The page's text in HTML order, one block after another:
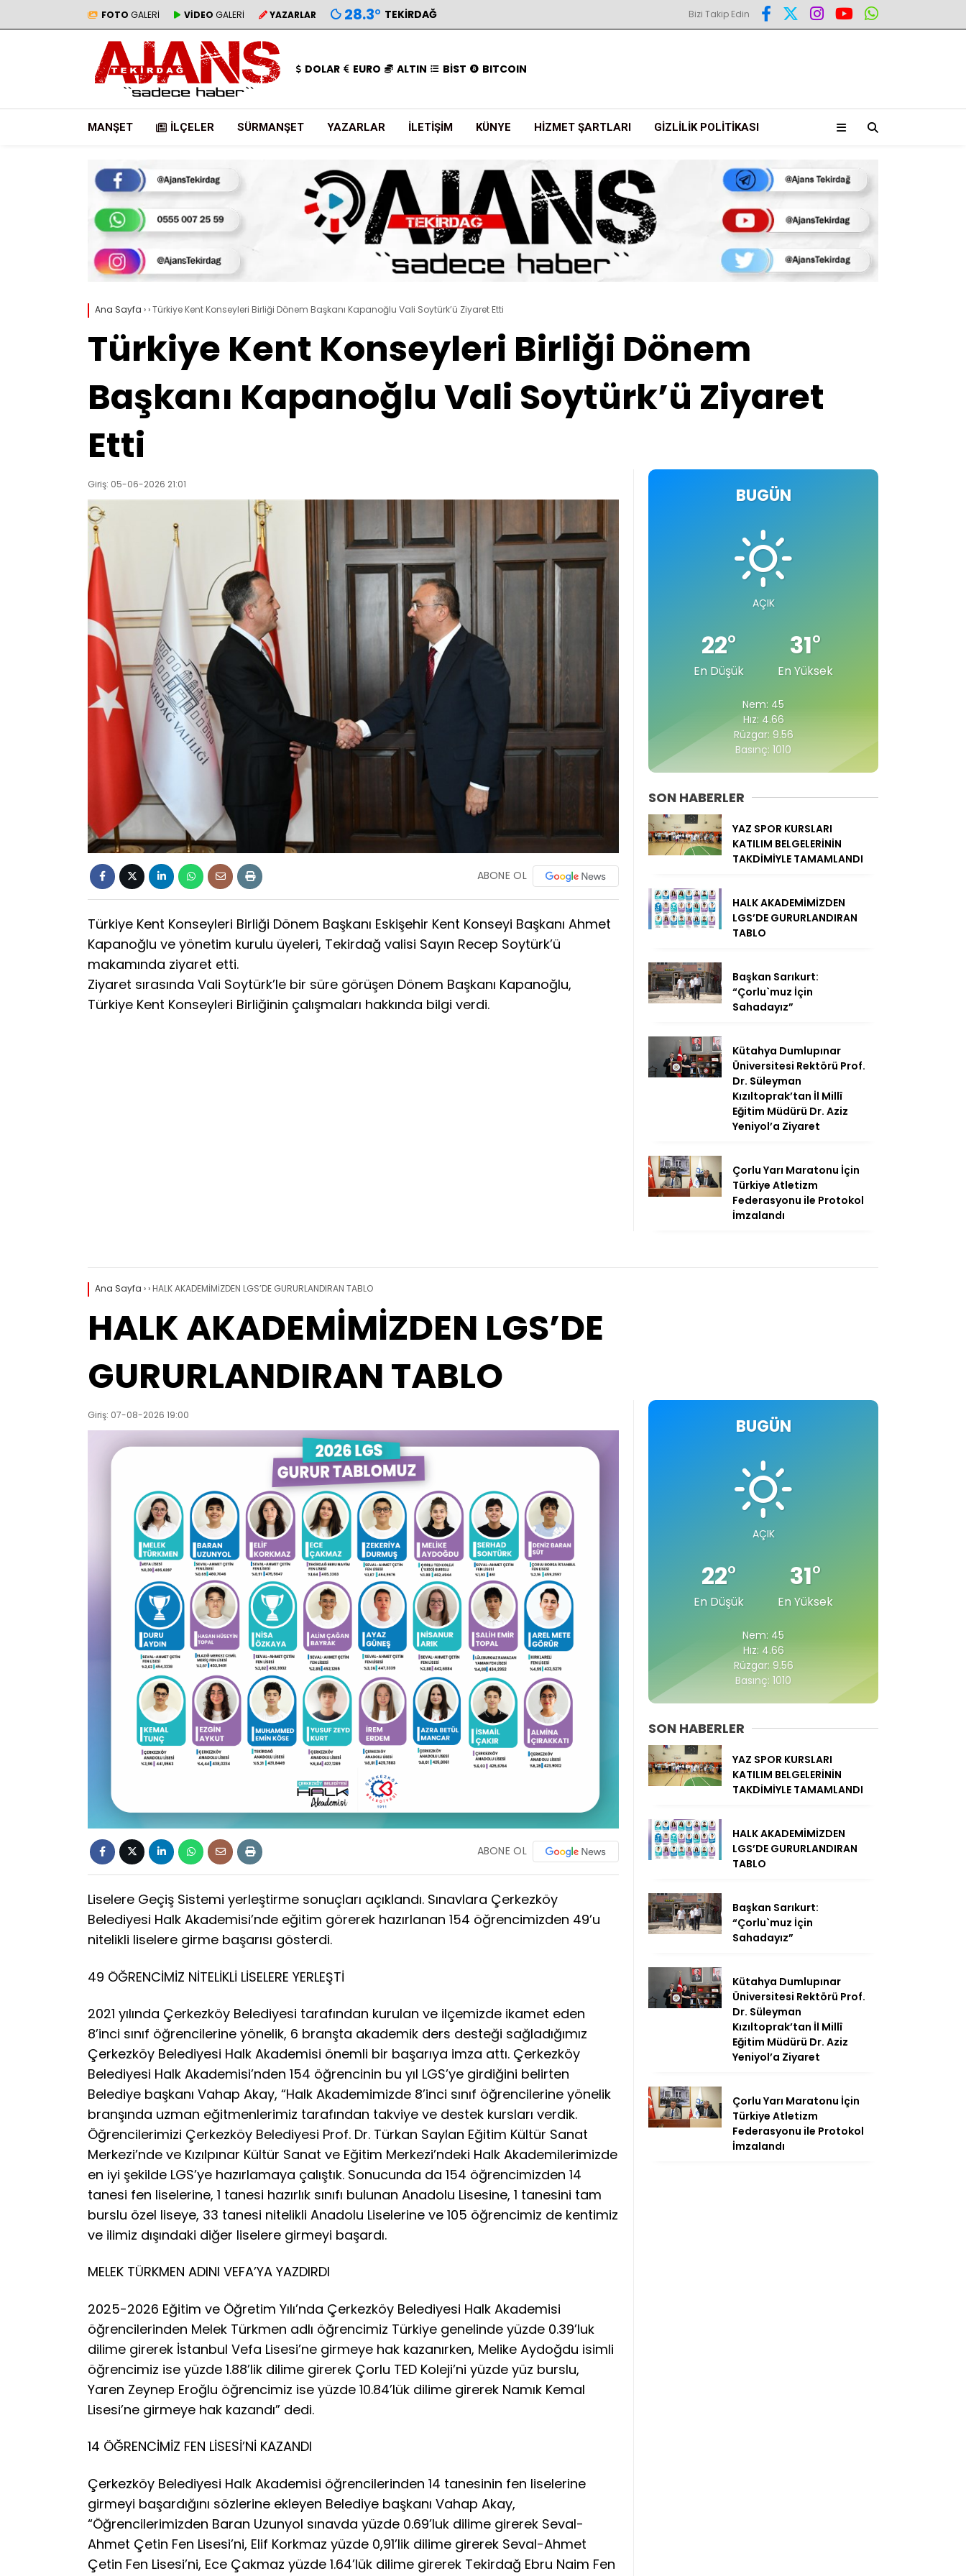
FOTO GALERİ VİDEO GALERİ YAZARLAR 28.3° TEKIRDAĞ Bizi Takip Edin
DOLAR EURO ALTIN BİST BITCOIN
MANŞET İLÇELER SÜRMANŞET YAZARLAR İLETIŞIM KÜNYE HIZMET ŞARTLARI GIZLILIK POLITIKASI
Ana Sayfa ››Türkiye Kent Konseyleri Birliği Dönem Başkanı Kapanoğlu Vali Soytürk’ü Ziyaret Etti
Türkiye Kent Konseyleri Birliği Dönem
Başkanı Kapanoğlu Vali Soytürk’ü Ziyaret
Etti
Giriş: 05-06-2026 21:01
ABONE OL
Türkiye Kent Konseyleri Birliği Dönem Başkanı Eskişehir Kent Konseyi Başkanı Ahmet
Kapanoğlu ve yönetim kurulu üyeleri, Tekirdağ valisi Sayın Recep Soytürk’ü
makamında ziyaret etti.
Ziyaret sırasında Vali Soytürk’le bir süre görüşen Dönem Başkanı Kapanoğlu,
Türkiye Kent Konseyleri Birliğinin çalışmaları hakkında bilgi verdi.
BUGÜN
AÇIK
22°
En Düşük
31°
En Yüksek
Nem: 45
Hız: 4.66
Rüzgar: 9.56
Basınç: 1010
SON HABERLER
YAZ SPOR KURSLARI
KATILIM BELGELERİNİN
TAKDİMİYLE TAMAMLANDI
HALK AKADEMİMİZDEN
LGS’DE GURURLANDIRAN
TABLO
Başkan Sarıkurt:
“Çorlu`muz İçin
Sahadayız”
Kütahya Dumlupınar
Üniversitesi Rektörü Prof.
Dr. Süleyman
Kızıltoprak’tan İl Millî
Eğitim Müdürü Dr. Aziz
Yeniyol’a Ziyaret
Çorlu Yarı Maratonu İçin
Türkiye Atletizm
Federasyonu ile Protokol
İmzalandı
Ana Sayfa ›› HALK AKADEMİMİZDEN LGS’DE GURURLANDIRAN TABLO
HALK AKADEMİMİZDEN LGS’DE
GURURLANDIRAN TABLO
Giriş: 07-08-2026 19:00
ABONE OL
Liselere Geçiş Sistemi yerleştirme sonuçları açıklandı. Sınavlara Çerkezköy
Belediyesi Halk Akademisi’nde eğitim görerek hazırlanan 154 öğrencimizden 49’u
nitelikli liselere girme başarısı gösterdi.
49 ÖĞRENCİMİZ NİTELİKLİ LİSELERE YERLEŞTİ
2021 yılında Çerkezköy Belediyesi tarafından kurulan ve ilçemizde ikamet eden
8’inci sınıf öğrencilerine yönelik, 6 branşta akademik ders desteği sağladığımız
Çerkezköy Belediyesi Halk Akademisi önemli bir başarıya imza attı. Çerkezköy
Belediyesi Halk Akademisi’nden 154 öğrencinin bu yıl LGS’ye girdiğini belirten
Belediye başkanı Vahap Akay, “Halk Akademimizde 8’inci sınıf öğrencilerine yönelik
branşında uzman eğitmenlerimiz tarafından takviye ve destek kursları verdik.
Öğrencilerimizi Çerkezköy Belediyesi Prof. Dr. Türkan Saylan Eğitim Kültür Sanat
Merkezi’nde ve Kızılpınar Kültür Sanat ve Eğitim Merkezi’ndeki Halk Akademilerimizde
en iyi şekilde LGS’ye hazırlamaya çalıştık. Sonucunda da 154 öğrencimizden 14
tanesi fen liselerine, 1 tanesi hazırlık sınıfı bulunan Anadolu Lisesine, 1 tanesini tam
burslu özel liseye, 33 tanesi nitelikli Anadolu Liselerine ve 105 öğrencimiz de kentimiz
ve ilimiz dışındaki diğer liselere girmeyi başardı.
MELEK TÜRKMEN ADINI VEFA’YA YAZDIRDI
2025-2026 Eğitim ve Öğretim Yılı’nda Çerkezköy Belediyesi Halk Akademisi
öğrencilerinden Melek Türkmen adlı öğrencimiz Türkiye genelinde yüzde 0.39’luk
dilime girerek İstanbul Vefa Lisesi’ne girmeye hak kazanırken, Melike Aydoğdu isimli
öğrencimiz ise yüzde 1.88’lik dilime girerek Çorlu TED Koleji’ni yüzde yüz burslu,
Yaren Zeynep Eroğlu öğrencimiz ise yüzde 10.84’lük dilime girerek Namık Kemal
Lisesi’ne girmeye hak kazandı” dedi.
14 ÖĞRENCİMİZ FEN LİSESİ’Nİ KAZANDI
Çerkezköy Belediyesi Halk Akademisi öğrencilerinden 14 tanesinin fen liselerine
girmeyi başardığını sözlerine ekleyen Belediye başkanı Vahap Akay,
“Öğrencilerimizden Baran Uzunyol sınavda yüzde 0.69’luk dilime girerek Seval-
Ahmet Çetin Fen Lisesi’ni, Elif Korkmaz yüzde 0,91’lik dilime girerek Seval-Ahmet
Çetin Fen Lisesi’ni, Ece Çakmaz yüzde 1.64’lük dilime girerek Tekirdağ Ebru Naim Fen
BUGÜN
AÇIK
22°
En Düşük
31°
En Yüksek
Nem: 45
Hız: 4.66
Rüzgar: 9.56
Basınç: 1010
SON HABERLER
YAZ SPOR KURSLARI
KATILIM BELGELERİNİN
TAKDİMİYLE TAMAMLANDI
HALK AKADEMİMİZDEN
LGS’DE GURURLANDIRAN
TABLO
Başkan Sarıkurt:
“Çorlu`muz İçin
Sahadayız”
Kütahya Dumlupınar
Üniversitesi Rektörü Prof.
Dr. Süleyman
Kızıltoprak’tan İl Millî
Eğitim Müdürü Dr. Aziz
Yeniyol’a Ziyaret
Çorlu Yarı Maratonu İçin
Türkiye Atletizm
Federasyonu ile Protokol
İmzalandı